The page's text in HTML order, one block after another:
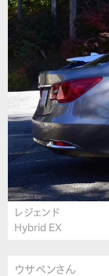
レジェンド
Hybrid EX
ウサペンさん